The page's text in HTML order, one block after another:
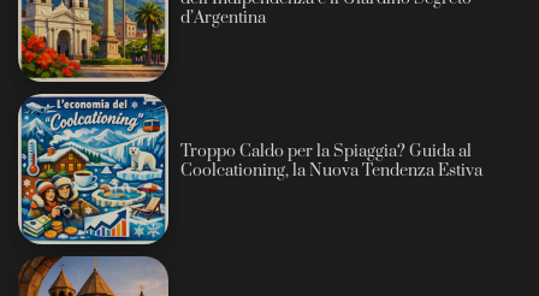
d’Argentina
Troppo Caldo per la Spiaggia? Guida al
Coolcationing, la Nuova Tendenza Estiva